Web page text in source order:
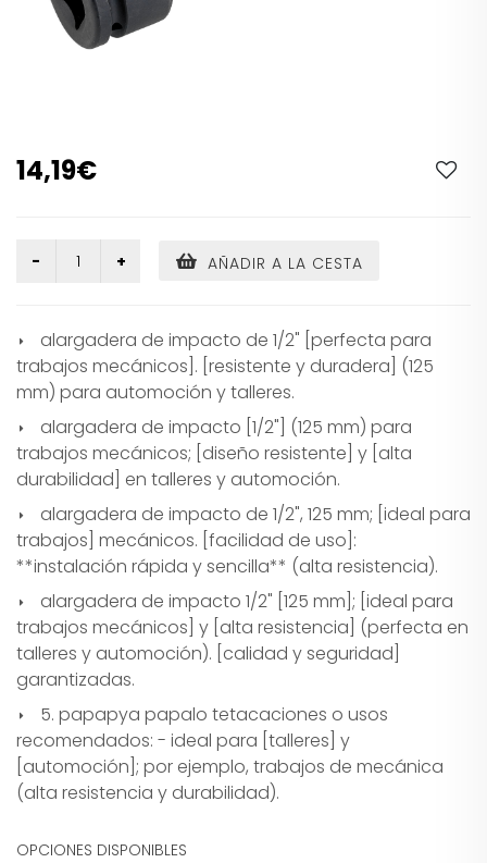
14,19€
AÑADIR A LA CESTA
alargadera de impacto de 1/2" [perfecta para
trabajos mecánicos]. [resistente y duradera] (125
mm) para automoción y talleres.
alargadera de impacto [1/2"] (125 mm) para
trabajos mecánicos; [diseño resistente] y [alta
durabilidad] en talleres y automoción.
alargadera de impacto de 1/2", 125 mm; [ideal para
trabajos] mecánicos. [facilidad de uso]:
**instalación rápida y sencilla** (alta resistencia).
alargadera de impacto 1/2" [125 mm]; [ideal para
trabajos mecánicos] y [alta resistencia] (perfecta en
talleres y automoción). [calidad y seguridad]
garantizadas.
5. papapya papalo tetacaciones o usos
recomendados: - ideal para [talleres] y
[automoción]; por ejemplo, trabajos de mecánica
(alta resistencia y durabilidad).
OPCIONES DISPONIBLES